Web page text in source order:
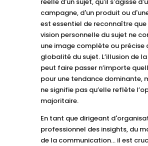
campagne, d'un produit ou
est essentiel de reconnaître
vision personnelle du sujet ne
une image complète ou précise
globalité du sujet. L’illusion de
peut faire passer n’importe
pour une tendance dominante,
ne signifie pas qu’elle reflète
majoritaire.
En tant que dirigeant
professionnel des insights, du
de la communication... il est